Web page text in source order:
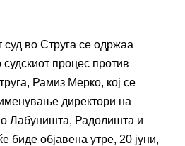
во Струга се одржаа
процес против
Рамиз Мерко, кој се
директори на
Лабуништа, Радолишта и
биде објавена утре, 20 јуни,